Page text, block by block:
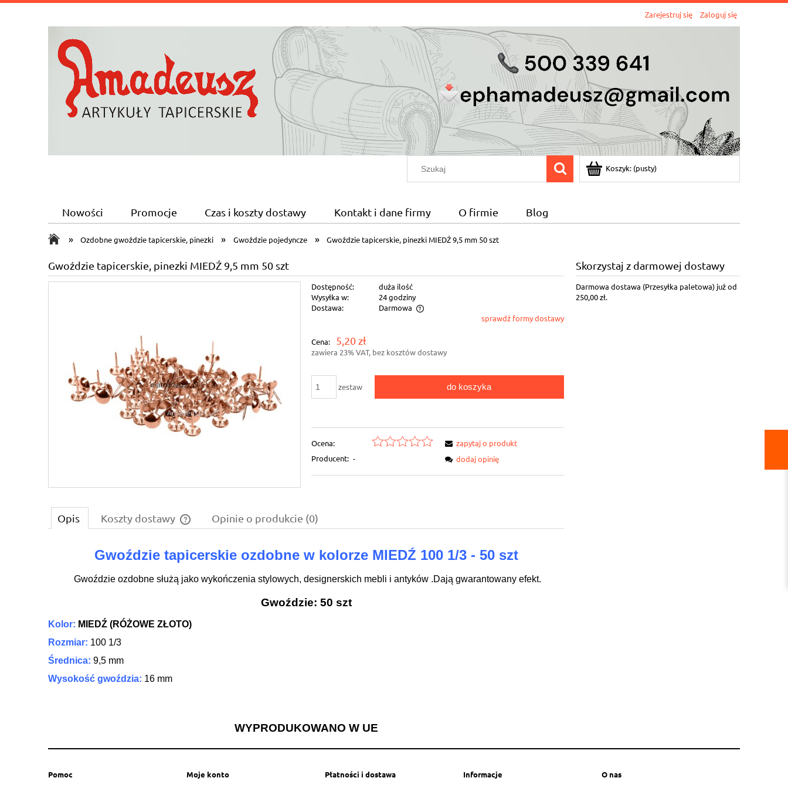
Zarejestruj się Zaloguj się
Koszyk: (pusty)
Nowości Promocje Czas i koszty dostawy Kontakt i dane firmy O firmie Blog
» Ozdobne gwoździe tapicerskie, pinezki » Gwoździe pojedyncze » Gwoździe tapicerskie, pinezki MIEDŹ 9,5 mm 50 szt
Gwoździe tapicerskie, pinezki MIEDŹ 9,5 mm 50 szt
Dostępność:
duża ilość
Wysyłka w:
24 godziny
Dostawa:
Darmowa
sprawdź formy dostawy
Cena: 5,20 zł
zawiera 23% VAT, bez kosztów dostawy
zestaw do koszyka
Ocena:
Producent: -
zapytaj o produkt
dodaj opinię
Opis Koszty dostawy
Cena nie zawiera ewentualnych kosztów
płatności
Opinie o produkcie (0)
Gwoździe tapicerskie ozdobne w kolorze MIEDŹ 100 1/3 - 50 szt
Gwoździe ozdobne służą jako wykończenia stylowych, designerskich mebli i antyków .Dają gwarantowany efekt.
Gwoździe: 50 szt
Kolor: MIEDŹ (RÓŻOWE ZŁOTO)
Rozmiar: 100 1/3
Średnica: 9,5 mm
Wysokość gwoździa: 16 mm
WYPRODUKOWANO W UE
Skorzystaj z darmowej dostawy
Darmowa dostawa (Przesyłka paletowa) już od
250,00 zł.
Pomoc Moje konto Płatności i dostawa Informacje O nas